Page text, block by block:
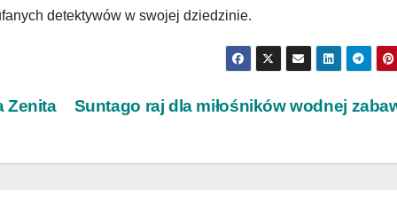
detektywów w swojej dziedzinie.
Suntago raj dla miłośników wodnej
Zenita